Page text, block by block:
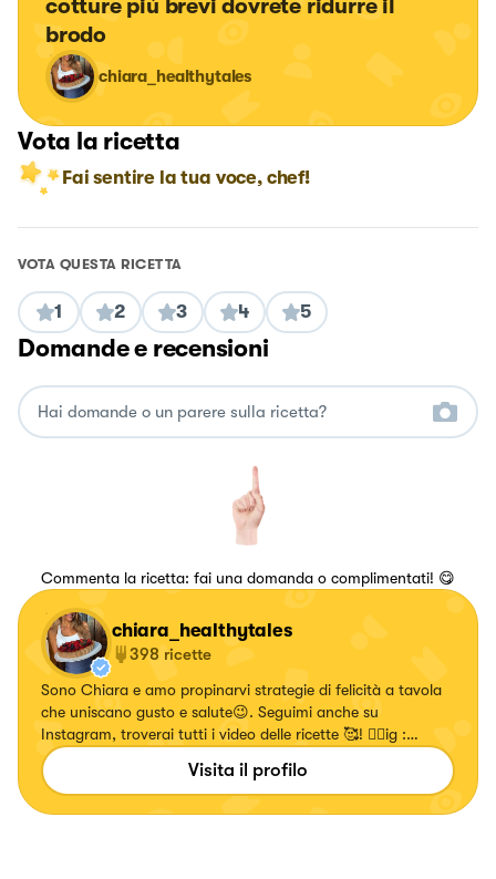
cotture più brevi dovrete ridurre il
brodo
chiara_healthytales
Vota la ricetta
Fai sentire la tua voce, chef!
VOTA QUESTA RICETTA
1 2 3 4 5
Domande e recensioni
Commenta la ricetta: fai una domanda o complimentati! 😋
chiara_healthytales
398 ricette
Sono Chiara e amo propinarvi strategie di felicità a tavola
che uniscano gusto e salute😉. Seguimi anche su
Instagram, troverai tutti i video delle ricette 🥰! 👉🏻ig :
chiara_healthytales
Visita il profilo